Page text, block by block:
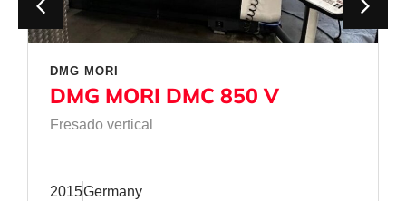
DMG MORI
DMG MORI DMC 850 V
Fresado vertical
2015Germany